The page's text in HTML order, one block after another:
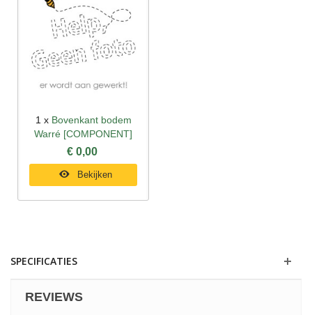
1 x Bovenkant bodem
Warré [COMPONENT]
€ 0,00
Bekijken
SPECIFICATIES
REVIEWS